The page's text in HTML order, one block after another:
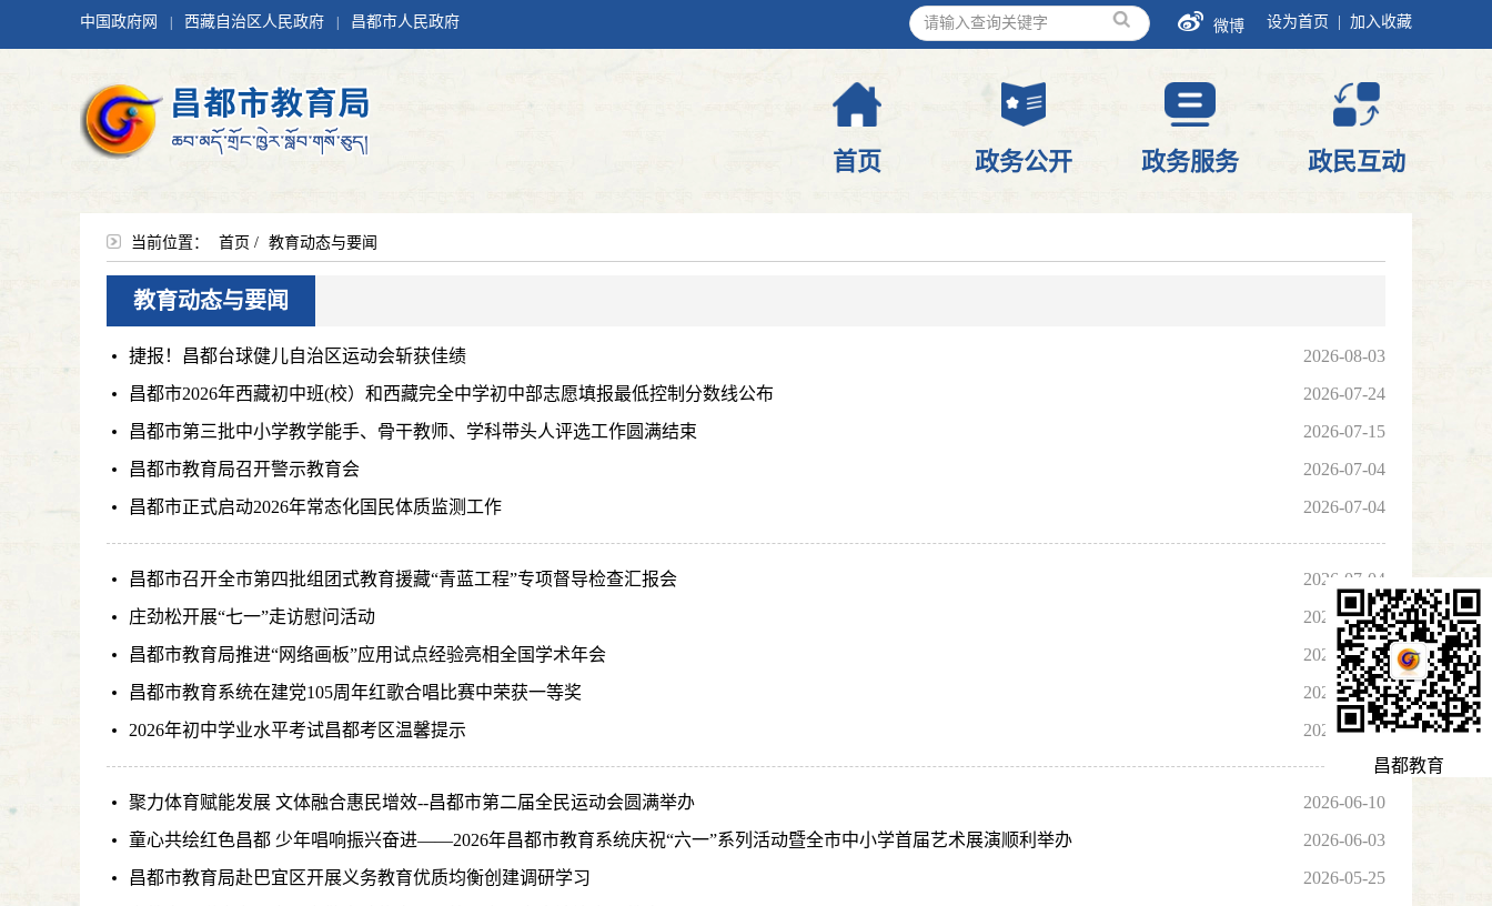
中国政府网 西藏自治区人民政府 昌都市人民政府 微博 设为首页 | 加入收藏
首页 政务公开 政务服务 政民互动
当前位置： 首页 / 教育动态与要闻
教育动态与要闻
捷报！昌都台球健儿自治区运动会斩获佳绩
2026-08-03
昌都市2026年西藏初中班(校）和西藏完全中学初中部志愿填报最低控制分数线公布
2026-07-24
昌都市第三批中小学教学能手、骨干教师、学科带头人评选工作圆满结束
2026-07-15
昌都市教育局召开警示教育会
2026-07-04
昌都市正式启动2026年常态化国民体质监测工作
2026-07-04
昌都市召开全市第四批组团式教育援藏“青蓝工程”专项督导检查汇报会
2026-07-04
庄劲松开展“七一”走访慰问活动
2026-06-30
昌都市教育局推进“网络画板”应用试点经验亮相全国学术年会
2026-06-30
昌都市教育系统在建党105周年红歌合唱比赛中荣获一等奖
2026-06-30
2026年初中学业水平考试昌都考区温馨提示
2026-06-22
聚力体育赋能发展 文体融合惠民增效--昌都市第二届全民运动会圆满举办
2026-06-10
童心共绘红色昌都 少年唱响振兴奋进——2026年昌都市教育系统庆祝“六一”系列活动暨全市中小学首届艺术展演顺利举办
2026-06-03
昌都市教育局赴巴宜区开展义务教育优质均衡创建调研学习
2026-05-25
昌都教育